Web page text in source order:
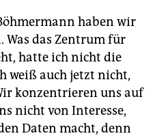
haben wir
das Zentrum für
hatte ich nicht die
weiß auch jetzt nicht,
konzentrieren uns auf
nicht von Interesse,
Daten macht, denn